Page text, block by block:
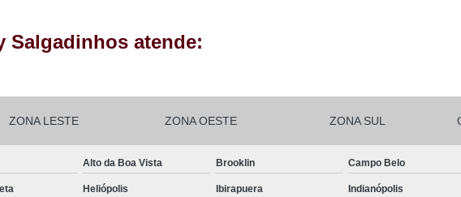
Salgadinhos de
Salgadinhos Festa Infantil Sacomã
Salgadinhos
Salgadinhos para
Salgadinhos atende:
ZONA LESTE ZONA OESTE ZONA SUL
Alto da Boa Vista Brooklin Campo Belo
Heliópolis Ibirapuera Indianópolis